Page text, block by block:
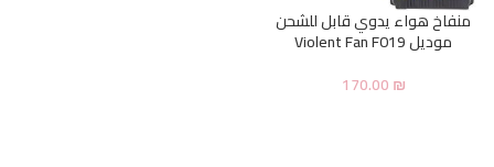
منفاخ هواء يدوي قابل للشحن
موديل Violent Fan F019
170.00₪